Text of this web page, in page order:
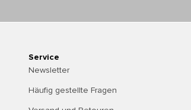
Service
Newsletter
Häufig gestellte Fragen